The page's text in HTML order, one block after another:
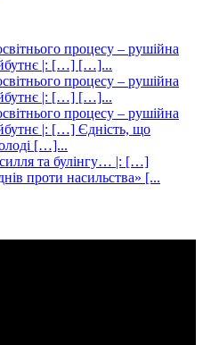
процесу – рушійна
|: […] […]...
процесу – рушійна
|: […] […]...
процесу – рушійна
|: […] Єдність, що
[…]...
та булінгу… |: […]
проти насильства» [...